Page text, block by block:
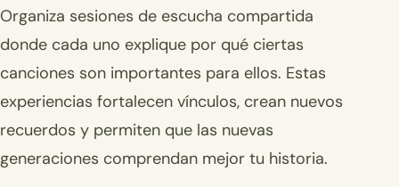
Organiza sesiones de escucha compartida
donde cada uno explique por qué ciertas
canciones son importantes para ellos. Estas
experiencias fortalecen vínculos, crean nuevos
recuerdos y permiten que las nuevas
generaciones comprendan mejor tu historia.